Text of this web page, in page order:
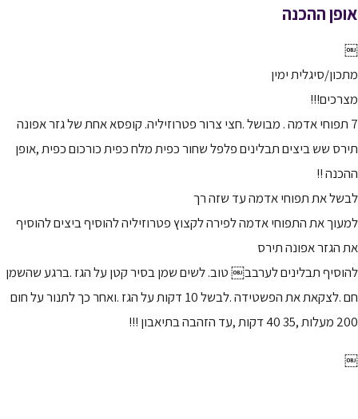
אופן ההכנה
￼
מתכון/סיגלית ימין
מצרכים!!!
7 ‏תפוחי אדמה ‏. מבושל .חצי צרור פטרוזיליה. קופסא אחת של גזר אפונה
‏תירס שש ביצים תבלינים פלפל שחור כפית מלח כפית כורכום כפית ,אופן
‏ההכנה !!
לבשל את תפוחי אדמה עד שזה רך
‏למעוך ‏את התפוחי אדמה לפירה לקצוץ פטרוזיליה להוסיף ביצים להוסיף
את הגזר אפונה ‏תירס
להוסיף תבלינים ‏לערבב￼ טוב. לשים שמן בסיר קטן על הגז .ברגע שהשמן
חם .לצקאת ‏את הפשטידה .לבשל 10 דקות על הגז .ואחר כך לתנור על חום
200 מעלות ,35 40 דקות ‏,עד ‏הזהבה ‏בתיאבון ‏!!!
￼